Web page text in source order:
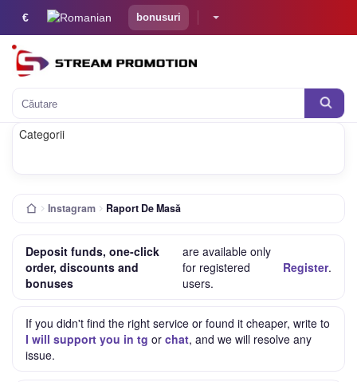
€ bonusuri
Căutare
Categorii
Instagram Raport De Masă
Deposit funds, one-click
order, discounts and
bonuses
are available only
for registered
users.
Register.
If you didn't find the right service or found it cheaper, write to
I will support you in tg or chat, and we will resolve any
issue.